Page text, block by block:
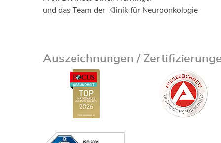
und das Team der Klinik für Neuroonkologie
Auszeichnungen /